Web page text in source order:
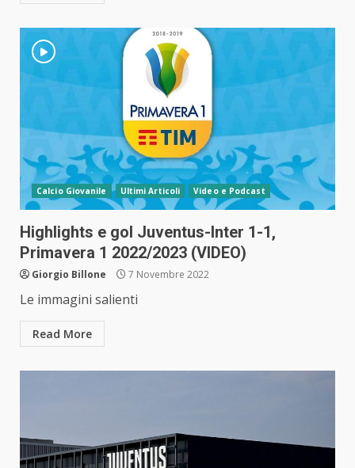
Calcio Giovanile Ultimi Articoli Video e Podcast
Highlights e gol Juventus-Inter 1-1,
Primavera 1 2022/2023 (VIDEO)
Giorgio Billone 7 Novembre 2022
Le immagini salienti
Read More